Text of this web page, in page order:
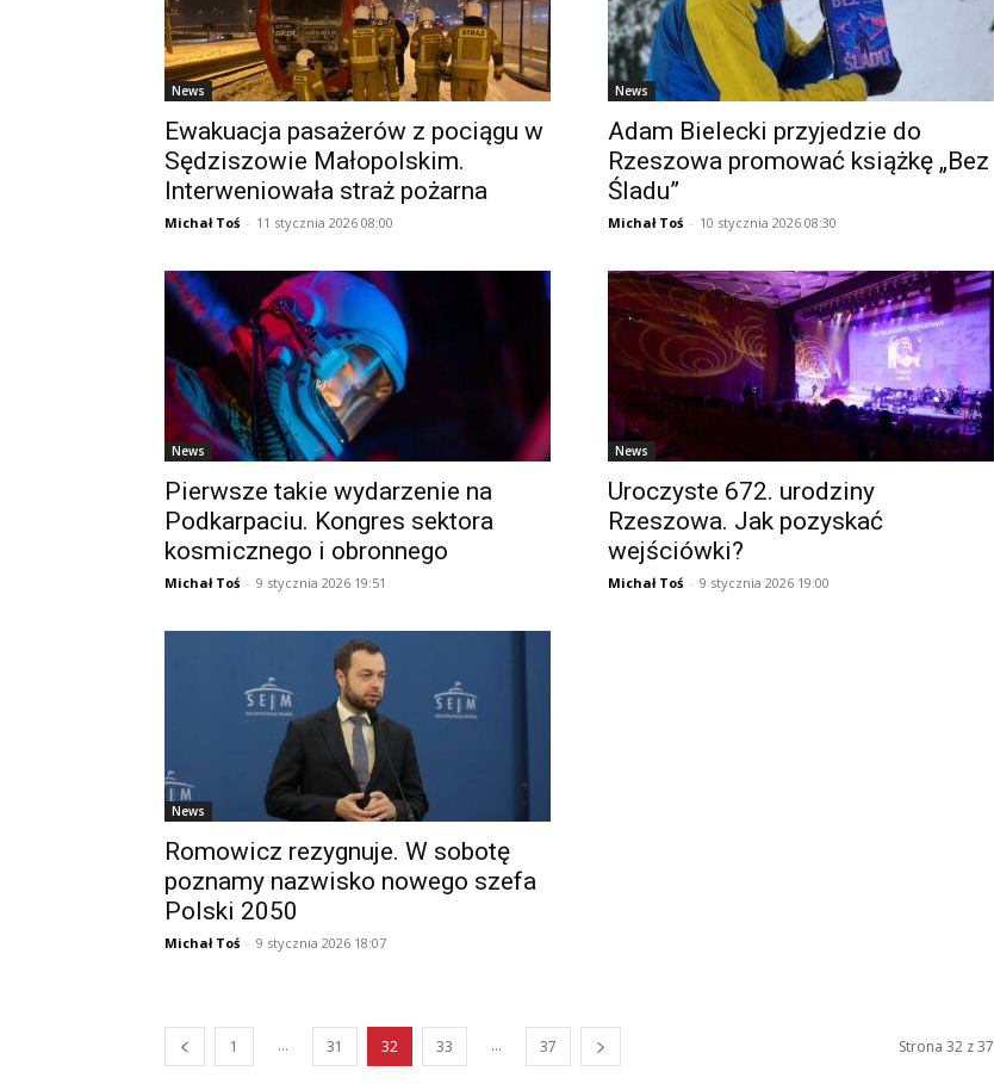
News
Ewakuacja pasażerów z pociągu w
Sędziszowie Małopolskim.
Interweniowała straż pożarna
Michał Toś - 11 stycznia 2026 08:00
News
Adam Bielecki przyjedzie do
Rzeszowa promować książkę „Bez
Śladu”
Michał Toś - 10 stycznia 2026 08:30
News
Pierwsze takie wydarzenie na
Podkarpaciu. Kongres sektora
kosmicznego i obronnego
Michał Toś - 9 stycznia 2026 19:51
News
Uroczyste 672. urodziny
Rzeszowa. Jak pozyskać
wejściówki?
Michał Toś - 9 stycznia 2026 19:00
News
Romowicz rezygnuje. W sobotę
poznamy nazwisko nowego szefa
Polski 2050
Michał Toś - 9 stycznia 2026 18:07
1 ... 31 32 33 ... 37 Strona 32 z 37